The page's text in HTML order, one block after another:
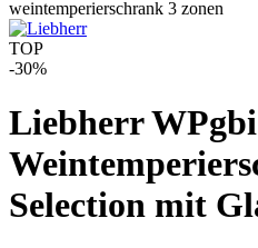
TOP
-30%
Liebherr WPgbi
Selection mit